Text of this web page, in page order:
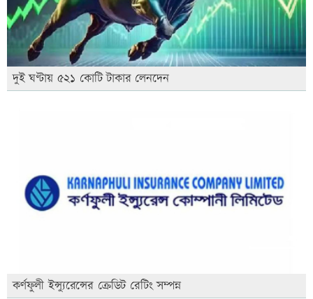
দুই ঘণ্টায় ৫২১ কোটি টাকার লেনদেন
কর্ণফুলী ইন্স্যুরেন্সের ক্রেডিট রেটিং সম্পন্ন